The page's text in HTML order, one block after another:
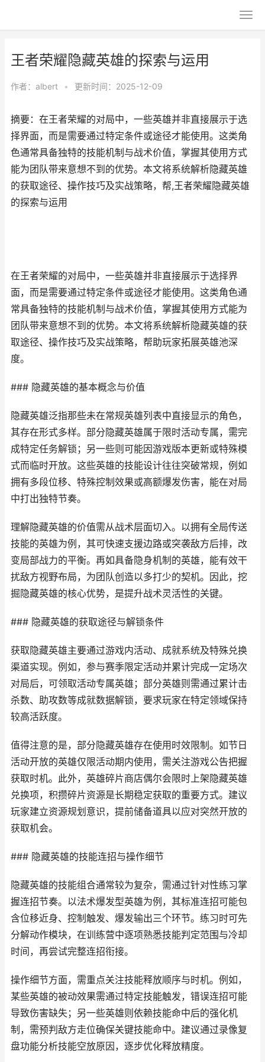
王者荣耀隐藏英雄的探索与运用
作者： albert • 更新时间：2025-12-09
摘要：在王者荣耀的对局中，一些英雄并非直接展示于选
择界面，而是需要通过特定条件或途径才能使用。这类角
色通常具备独特的技能机制与战术价值，掌握其使用方式
能为团队带来意想不到的优势。本文将系统解析隐藏英雄
的获取途径、操作技巧及实战策略，帮,王者荣耀隐藏英雄
的探索与运用
在王者荣耀的对局中，一些英雄并非直接展示于选择界
面，而是需要通过特定条件或途径才能使用。这类角色通
常具备独特的技能机制与战术价值，掌握其使用方式能为
团队带来意想不到的优势。本文将系统解析隐藏英雄的获
取途径、操作技巧及实战策略，帮助玩家拓展英雄池深
度。
### 隐藏英雄的基本概念与价值
隐藏英雄泛指那些未在常规英雄列表中直接显示的角色，
其存在形式多样。部分隐藏英雄属于限时活动专属，需完
成特定任务解锁；另一些则可能因游戏版本更新或特殊模
式而临时开放。这些英雄的技能设计往往突破常规，例如
拥有多段位移、特殊控制效果或高额爆发伤害，能在对局
中打出独特节奏。
理解隐藏英雄的价值需从战术层面切入。以拥有全局传送
技能的英雄为例，其可快速支援边路或突袭敌方后排，改
变局部战力的平衡。再如具备隐身机制的英雄，能有效干
扰敌方视野布局，为团队创造以多打少的契机。因此，挖
掘隐藏英雄的核心优势，是提升战术灵活性的关键。
### 隐藏英雄的获取途径与解锁条件
获取隐藏英雄主要通过游戏内活动、成就系统及特殊兑换
渠道实现。例如，参与赛季限定活动并累计完成一定场次
对局后，可领取活动专属英雄；部分英雄则需通过累计击
杀数、助攻数等成就数据解锁，要求玩家在特定领域保持
较高活跃度。
值得注意的是，部分隐藏英雄存在使用时效限制。如节日
活动开放的英雄仅限活动期内使用，需关注游戏公告把握
获取时机。此外，英雄碎片商店偶尔会限时上架隐藏英雄
兑换项，积攒碎片资源是长期稳定获取的重要方式。建议
玩家建立资源规划意识，提前储备道具以应对突然开放的
获取机会。
### 隐藏英雄的技能连招与操作细节
隐藏英雄的技能组合通常较为复杂，需通过针对性练习掌
握连招节奏。以法术爆发型英雄为例，其标准连招可能包
含位移近身、控制触发、爆发输出三个环节。练习时可先
分解动作模块，在训练营中逐项熟悉技能判定范围与冷却
时间，再尝试完整连招衔接。
操作细节方面，需重点关注技能释放顺序与时机。例如，
某些英雄的被动效果需通过特定技能触发，错误连招可能
导致伤害缺失；另一些英雄则依赖技能命中后的强化机
制，需预判敌方走位确保关键技能命中。建议通过录像复
盘功能分析技能空放原因，逐步优化释放精度。